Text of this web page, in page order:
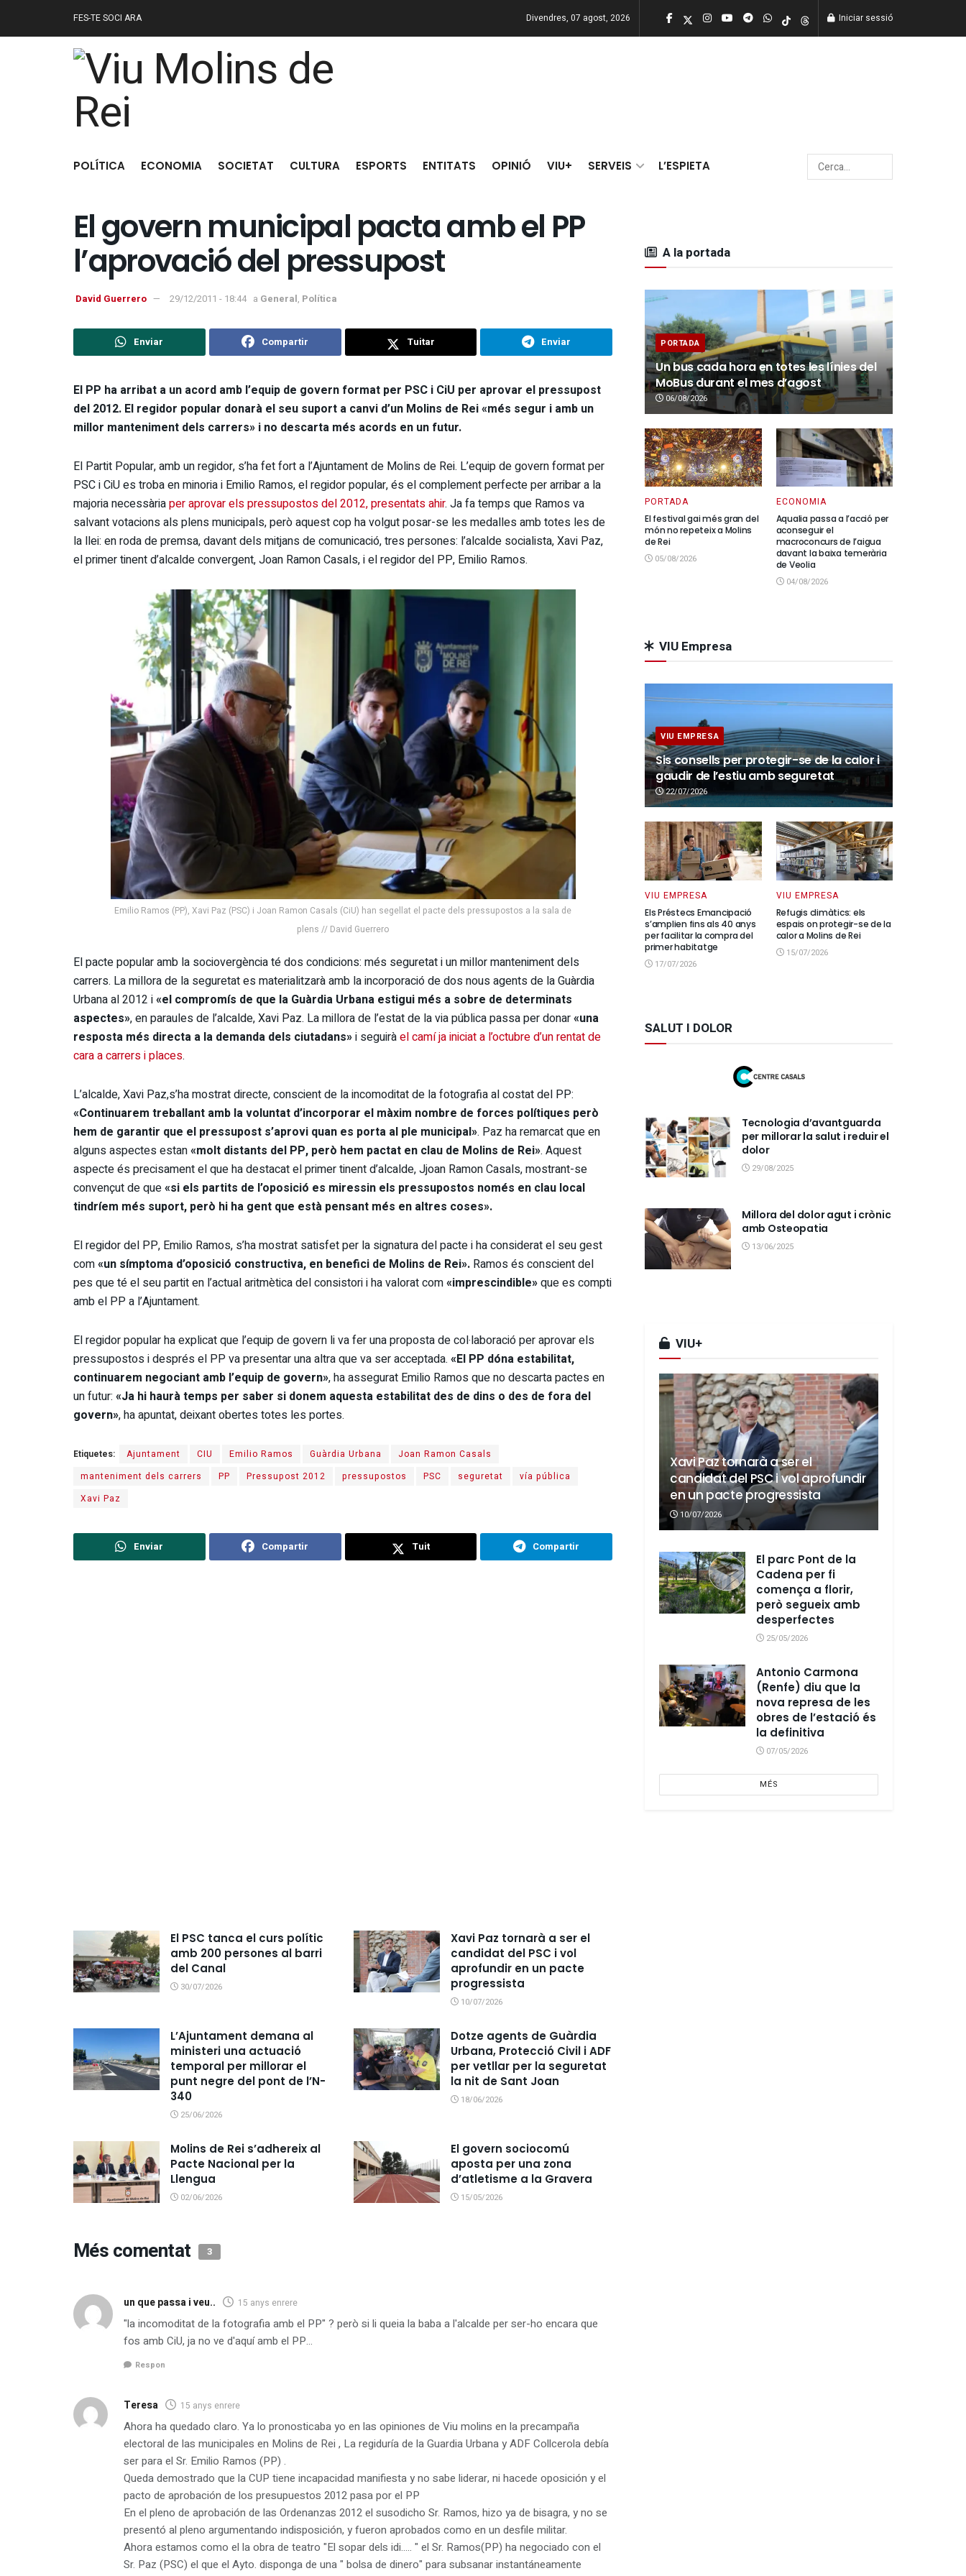
FES-TE SOCI ARA Divendres, 07 agost, 2026 Iniciar sessió
POLÍTICA ECONOMIA SOCIETAT CULTURA ESPORTS ENTITATS OPINIÓ VIU+ SERVEIS L’ESPIETA
El govern municipal pacta amb el PP
l’aprovació del pressupost
David Guerrero 29/12/2011 - 18:44 a General, Política
Enviar Compartir Tuitar Enviar
El PP ha arribat a un acord amb l’equip de govern format per PSC i CiU per aprovar el pressupost
del 2012. El regidor popular donarà el seu suport a canvi d’un Molins de Rei «més segur i amb un
millor manteniment dels carrers» i no descarta més acords en un futur.
El Partit Popular, amb un regidor, s’ha fet fort a l’Ajuntament de Molins de Rei. L’equip de govern format per
PSC i CiU es troba en minoria i Emilio Ramos, el regidor popular, és el complement perfecte per arribar a la
majoria necessàriaper aprovar els pressupostos del 2012, presentats ahir. Ja fa temps que Ramos va
salvant votacions als plens municipals, però aquest cop ha volgut posar-se les medalles amb totes les de
la llei: en roda de premsa, davant dels mitjans de comunicació, tres persones: l’alcalde socialista, Xavi Paz,
el primer tinent d’alcalde convergent, Joan Ramon Casals, i el regidor del PP, Emilio Ramos.
Emilio Ramos (PP), Xavi Paz (PSC) i Joan Ramon Casals (CiU) han segellat el pacte dels pressupostos a la sala de
plens // David Guerrero
El pacte popular amb la sociovergència té dos condicions: més seguretat i un millor manteniment dels
carrers. La millora de la seguretat es materialitzarà amb la incorporació de dos nous agents de la Guàrdia
Urbana al 2012 i«el compromís de que la Guàrdia Urbana estigui més a sobre de determinats
aspectes», en paraules de l’alcalde, Xavi Paz. La millora de l’estat de la via pública passa per donar«una
resposta més directa a la demanda dels ciutadans»i seguiràel camí ja iniciat a l’octubre d’un rentat de
cara a carrers i places.
L’alcalde, Xavi Paz,s’ha mostrat directe, conscient de la incomoditat de la fotografia al costat del PP:
«Continuarem treballant amb la voluntat d’incorporar el màxim nombre de forces polítiques però
hem de garantir que el pressupost s’aprovi quan es porta al ple municipal». Paz ha remarcat que en
alguns aspectes estan«molt distants del PP, però hem pactat en clau de Molins de Rei». Aquest
aspecte és precisament el que ha destacat el primer tinent d’alcalde, Jjoan Ramon Casals, mostrant-se
convençut de que«si els partits de l’oposició es miressin els pressupostos només en clau local
tindríem més suport, però hi ha gent que està pensant més en altres coses».
El regidor del PP, Emilio Ramos, s’ha mostrat satisfet per la signatura del pacte i ha considerat el seu gest
com«un símptoma d’oposició constructiva, en benefici de Molins de Rei». Ramos és conscient del
pes que té el seu partit en l’actual aritmètica del consistori i ha valorat com«imprescindible»que es compti
amb el PP a l’Ajuntament.
El regidor popular ha explicat que l’equip de govern li va fer una proposta de col·laboració per aprovar els
pressupostos i després el PP va presentar una altra que va ser acceptada. «El PP dóna estabilitat,
continuarem negociant amb l’equip de govern», ha assegurat Emilio Ramos que no descarta pactes en
un futur: «Ja hi haurà temps per saber si donem aquesta estabilitat des de dins o des de fora del
govern», ha apuntat, deixant obertes totes les portes.
Etiquetes: Ajuntament CIU Emilio Ramos Guàrdia Urbana
Joan Ramon Casals
manteniment dels carrers
PP Pressupost 2012 pressupostos PSC seguretat
vía pública
Xavi Paz
Enviar Compartir Tuit Compartir
El PSC tanca el curs polític
amb 200 persones al barri
del Canal
30/07/2026
Xavi Paz tornarà a ser el
candidat del PSC i vol
aprofundir en un pacte
progressista
10/07/2026
L’Ajuntament demana al
ministeri una actuació
temporal per millorar el
punt negre del pont de l’N-
340
25/06/2026
Dotze agents de Guàrdia
Urbana, Protecció Civil i ADF
per vetllar per la seguretat
la nit de Sant Joan
18/06/2026
Molins de Rei s’adhereix al
Pacte Nacional per la
Llengua
02/06/2026
El govern sociocomú
aposta per una zona
d’atletisme a la Gravera
15/05/2026
Més comentat 3
un que passa i veu.. 15 anys enrere
"la incomoditat de la fotografia amb el PP" ? però si li queia la baba a l'alcalde per ser-ho encara que
fos amb CiU, ja no ve d'aquí amb el PP…
Respon
Teresa 15 anys enrere
Ahora ha quedado claro. Ya lo pronosticaba yo en las opiniones de Viu molins en la precampaña
electoral de las municipales en Molins de Rei , La regiduría de la Guardia Urbana y ADF Collcerola debía
ser para el Sr. Emilio Ramos (PP) .
Queda demostrado que la CUP tiene incapacidad manifiesta y no sabe liderar, ni hacede oposición y el
pacto de aprobación de los presupuestos 2012 pasa por el PP
En el pleno de aprobación de las Ordenanzas 2012 el susodicho Sr. Ramos, hizo ya de bisagra, y no se
presentó al pleno argumentando indisposición, y fueron aprobados como en un desfile militar.
Ahora estamos como el la obra de teatro "El sopar dels idi….. " el Sr. Ramos(PP) ha negociado con el
Sr. Paz (PSC) el que el Ayto. disponga de una " bolsa de dinero" para subsanar instantáneamente
A la portada
PORTADA
Un bus cada hora en totes les línies del
MoBus durant el mes d’agost
06/08/2026
PORTADA
El festival gai més gran del
món no repeteix a Molins
de Rei
05/08/2026
ECONOMIA
Aqualia passa a l’acció per
aconseguir el
macroconcurs de l’aigua
davant la baixa temerària
de Veolia
04/08/2026
VIU Empresa
VIU EMPRESA
Sis consells per protegir-se de la calor i
gaudir de l’estiu amb seguretat
22/07/2026
VIU EMPRESA
Els Préstecs Emancipació
s’amplien fins als 40 anys
per facilitar la compra del
primer habitatge
17/07/2026
VIU EMPRESA
Refugis climàtics: els
espais on protegir-se de la
calor a Molins de Rei
15/07/2026
SALUT I DOLOR
Tecnologia d’avantguarda
per millorar la salut i reduir el
dolor
29/08/2025
Millora del dolor agut i crònic
amb Osteopatia
13/06/2025
VIU+
Xavi Paz tornarà a ser el
candidat del PSC i vol aprofundir
en un pacte progressista
10/07/2026
El parc Pont de la
Cadena per fi
comença a florir,
però segueix amb
desperfectes
25/05/2026
Antonio Carmona
(Renfe) diu que la
nova represa de les
obres de l’estació és
la definitiva
07/05/2026
MÉS